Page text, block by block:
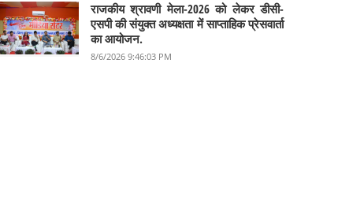
राजकीय श्रावणी मेला-2026 को लेकर डीसी-
एसपी की संयुक्त अध्यक्षता में साप्ताहिक प्रेसवार्ता
का आयोजन.
8/6/2026 9:46:03 PM